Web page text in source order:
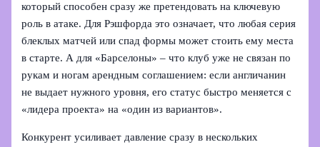
который способен сразу же претендовать на ключевую
роль в атаке. Для Рэшфорда это означает, что любая серия
блеклых матчей или спад формы может стоить ему места
в старте. А для «Барселоны» – что клуб уже не связан по
рукам и ногам арендным соглашением: если англичанин
не выдает нужного уровня, его статус быстро меняется с
«лидера проекта» на «один из вариантов».
Конкурент усиливает давление сразу в нескольких